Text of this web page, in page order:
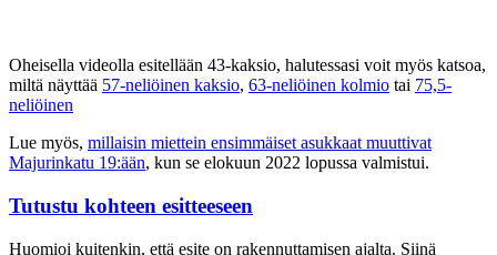
Oheisella videolla esitellään 43-kaksio, halutessasi voit myös katsoa,
miltä näyttää 57-neliöinen kaksio, 63-neliöinen kolmio tai 75,5-
neliöinen
Lue myös, millaisin miettein ensimmäiset asukkaat muuttivat
Majurinkatu 19:ään, kun se elokuun 2022 lopussa valmistui.
Tutustu kohteen esitteeseen
Huomioi kuitenkin, että esite on rakennuttamisen ajalta. Siinä